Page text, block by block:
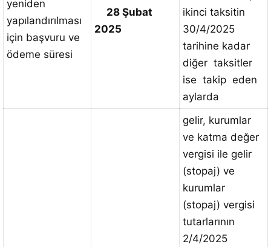
yeniden
yapılandırılması
için başvuru ve
ödeme süresi
28 Şubat
2025
ikinci taksitin
30/4/2025
tarihine kadar
diğer taksitler
ise takip eden
aylarda
gelir, kurumlar
ve katma değer
vergisi ile gelir
(stopaj) ve
kurumlar
(stopaj) vergisi
tutarlarının
2/4/2025